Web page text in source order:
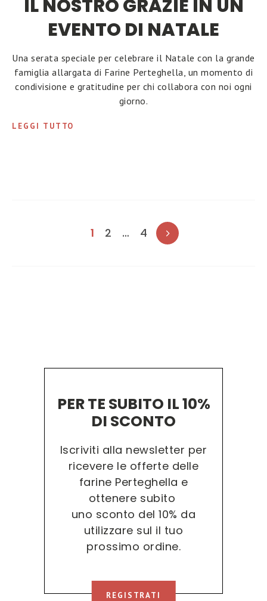
IL NOSTRO GRAZIE IN UN
EVENTO DI NATALE
Una serata speciale per celebrare il Natale con la grande
famiglia allargata di Farine Perteghella, un momento di
condivisione e gratitudine per chi collabora con noi ogni
giorno.
LEGGI TUTTO
Paginazione
1 2 … 4
PER TE SUBITO IL 10%
DI SCONTO
Iscriviti alla newsletter per
ricevere le offerte delle
farine Perteghella e
ottenere subito
uno sconto del 10% da
utilizzare sul il tuo
prossimo ordine.
REGISTRATI